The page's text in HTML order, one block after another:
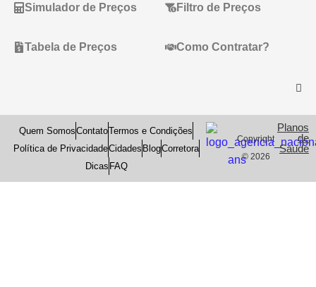
Simulador de Preços Filtro de Preços
Tabela de Preços Como Contratar?
Quem SomosContatoTermos e Condições
Política de PrivacidadeCidades BlogCorretora
Dicas FAQ
Copyright
© 2026
Planos
de
Saude